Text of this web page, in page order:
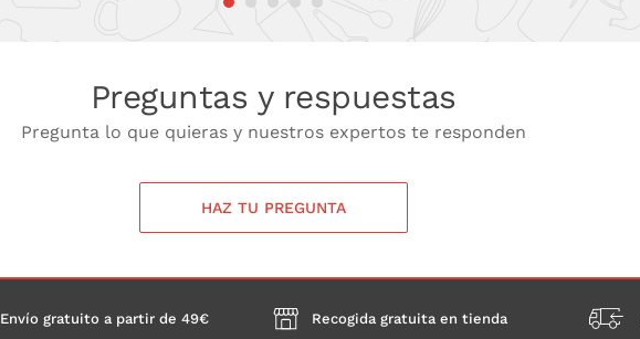
Preguntas y respuestas
Pregunta lo que quieras y nuestros expertos te responden
HAZ TU PREGUNTA
Envío gratuito a partir de 49€ Recogida gratuita en tienda